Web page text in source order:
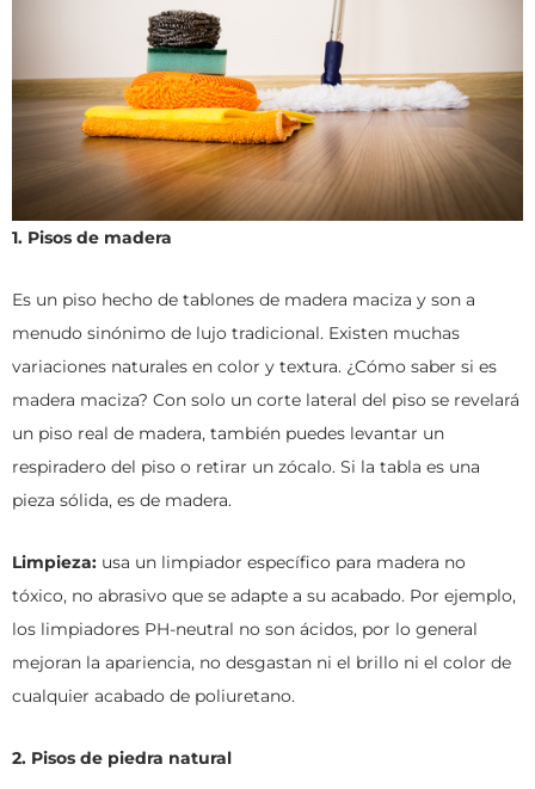
1. Pisos de madera
Es un piso hecho de tablones de madera maciza y son a
menudo sinónimo de lujo tradicional. Existen muchas
variaciones naturales en color y textura. ¿Cómo saber si es
madera maciza? Con solo un corte lateral del piso se revelará
un piso real de madera, también puedes levantar un
respiradero del piso o retirar un zócalo. Si la tabla es una
pieza sólida, es de madera.
Limpieza: usa un limpiador específico para madera no
tóxico, no abrasivo que se adapte a su acabado. Por ejemplo,
los limpiadores PH-neutral no son ácidos, por lo general
mejoran la apariencia, no desgastan ni el brillo ni el color de
cualquier acabado de poliuretano.
2. Pisos de piedra natural